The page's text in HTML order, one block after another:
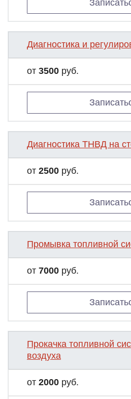
Диагностика и
от 3500 руб.
Диагностика ТНВД на
от 2500 руб.
Промывка топливной
от 7000 руб.
Прокачка топливной
воздуха
от 2000 руб.